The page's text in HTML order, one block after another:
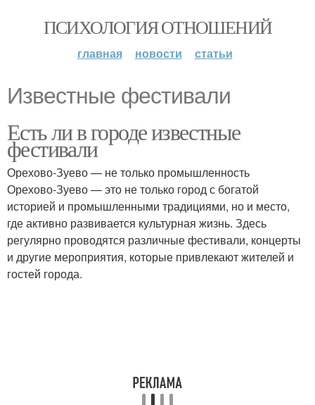
ПСИХОЛОГИЯ ОТНОШЕНИЙ
главная новости статьи
Известные фестивали
Есть ли в городе известные
фестивали
Орехово-Зуево — не только промышленность
Орехово-Зуево — это не только город с богатой
историей и промышленными традициями, но и место,
где активно развивается культурная жизнь. Здесь
регулярно проводятся различные фестивали, концерты
и другие мероприятия, которые привлекают жителей и
гостей города.